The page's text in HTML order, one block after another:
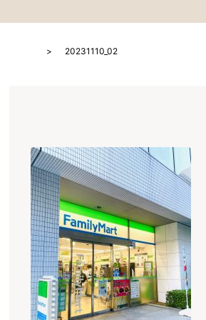
20231110_02